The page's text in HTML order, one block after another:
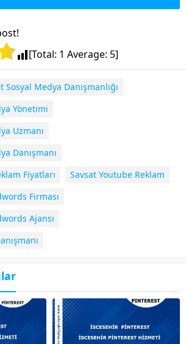
[Total: 1 Average: 5]
Sosyal Medya Danışmanlığı
Yönetimi
Uzmanı
Danışmanı
Fiyatları
Savsat Youtube Reklam
Firması
Ajansı